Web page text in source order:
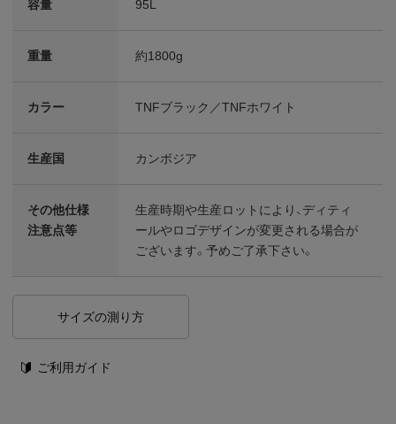
容量 95L
重量 約1800g
カラー TNFブラック／TNFホワイト
生産国 カンボジア
その他仕様
注意点等
生産時期や生産ロットにより、ディティ
ールやロゴデザインが変更される場合が
ございます。予めご了承下さい。
サイズの測り方
ご利用ガイド